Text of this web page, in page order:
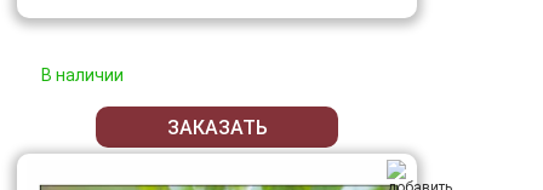
В наличии
ЗАКАЗАТЬ